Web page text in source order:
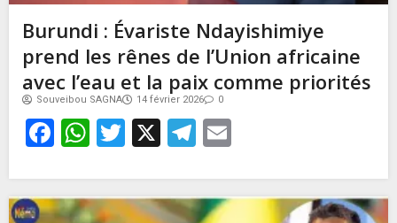
Burundi : Évariste Ndayishimiye
prend les rênes de l’Union africaine
avec l’eau et la paix comme priorités
Souveibou SAGNA 14 février 2026 0
Facebook
WhatsApp
Twitter
X Telegram